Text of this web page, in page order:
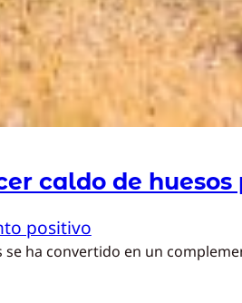
caldo de
positivo
se ha convertido en un